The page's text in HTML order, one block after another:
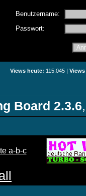
Benutzername:
Passwort:
Views heute: 115.045 |
Board 2.3.6